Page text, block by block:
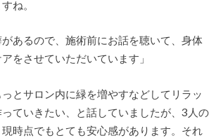
ね。
あるので、施術前にお話を聴いて、身体
をさせていただいています」
とサロン内に緑を増やすなどしてリラッ
ていきたい、と話していましたが、3人の
時点でもとても安心感があります。それ